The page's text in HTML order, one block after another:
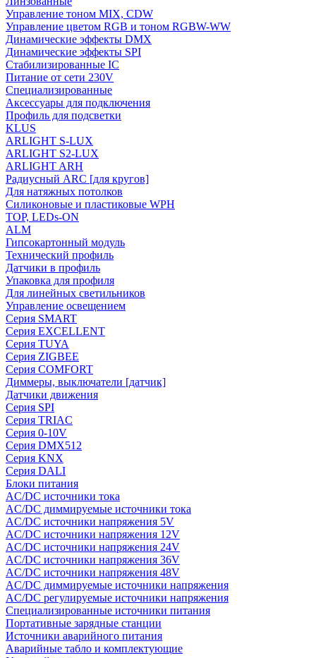
Управление тоном MIX, CDW
Управление цветом RGB и тоном RGBW-WW
Динамические эффекты DMX
Динамические эффекты SPI
Стабилизированные IC
Питание от сети 230V
Специализированные
Аксессуары для подключения
Профиль для подсветки
KLUS
ARLIGHT S-LUX
ARLIGHT S2-LUX
ARLIGHT ARH
Радиусный ARC [для кругов]
Для натяжных потолков
Силиконовые и пластиковые WPH
TOP, LEDs-ON
ALM
Гипсокартонный модуль
Технический профиль
Датчики в профиль
Упаковка для профиля
Для линейных светильников
Управление освещением
Серия SMART
Серия EXCELLENT
Серия TUYA
Серия ZIGBEE
Серия COMFORT
Диммеры, выключатели [датчик]
Датчики движения
Серия SPI
Серия TRIAC
Серия 0-10V
Серия DMX512
Серия KNX
Серия DALI
Блоки питания
AC/DC источники тока
AC/DC диммируемые источники тока
AC/DC источники напряжения 5V
AC/DC источники напряжения 12V
AC/DC источники напряжения 24V
AC/DC источники напряжения 36V
AC/DC источники напряжения 48V
AC/DC диммируемые источники напряжения
AC/DC регулируемые источники напряжения
Специализированные источники питания
Портативные зарядные станции
Источники аварийного питания
Аварийные табло и комплектующие